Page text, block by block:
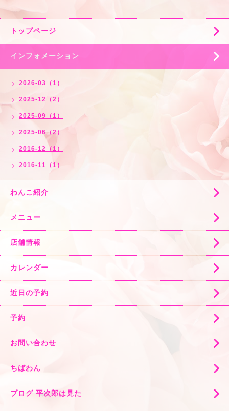
トップページ
インフォメーション
2026-03（1）
2025-12（2）
2025-09（1）
2025-06（2）
2016-12（1）
2016-11（1）
わんこ紹介
メニュー
店舗情報
カレンダー
近日の予約
予約
お問い合わせ
ちばわん
ブログ 平次郎は見た